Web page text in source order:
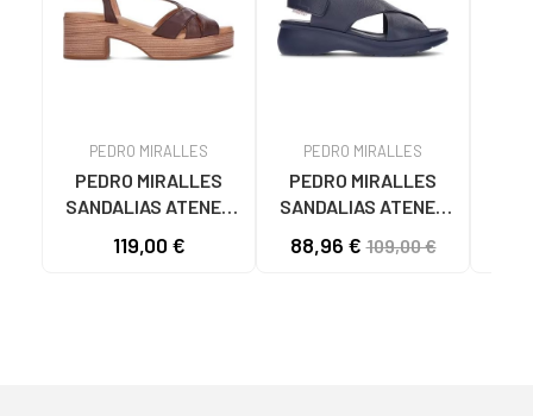
PEDRO MIRALLES
PEDRO MIRALLES
SANDALIAS ATENEA
PLATAFORMA
119,00 €
PEDRO MIRALLES
PEDRO MIRALLES
SANDALIAS ATENEA
88,96 €109,00 €